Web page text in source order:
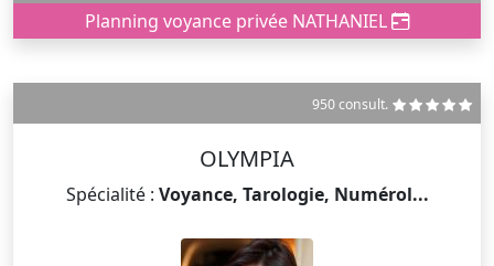
Planning voyance privée NATHANIEL
950 consult.
OLYMPIA
Spécialité : Voyance, Tarologie, Numérol...